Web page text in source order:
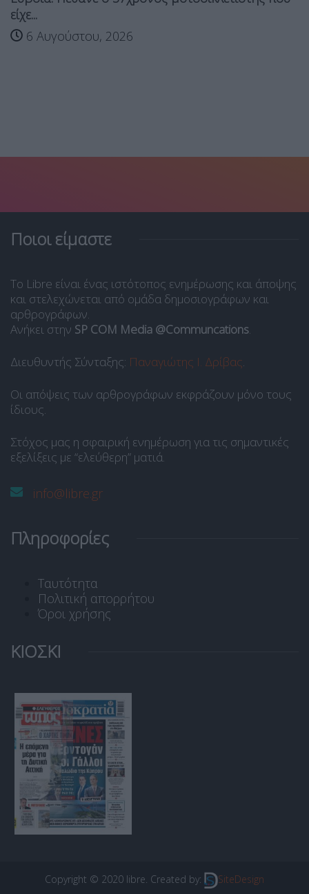
είχε...
6 Αυγούστου, 2026
Ποιοι είμαστε
Το Libre είναι ένας ιστότοπος ενημέρωσης και άποψης
και στελεχώνεται από ομάδα δημοσιογράφων και
αρθρογράφων.
Ανήκει στην SP COM Media @Communcations.
Διευθυντής Σύνταξης: Παναγιώτης Ι. Δρίβας.
Οι απόψεις των αρθρογράφων εκφράζουν μόνο τους
ίδιους.
Στόχος μας η σφαιρική ενημέρωση για τις σημαντικές
εξελίξεις με “ελεύθερη” ματιά.
info@libre.gr
Πληροφορίες
Ταυτότητα
Πολιτική απορρήτου
Όροι χρήσης
ΚΙΟΣΚΙ
Copyright © 2020 libre. Created by: SiteDesign